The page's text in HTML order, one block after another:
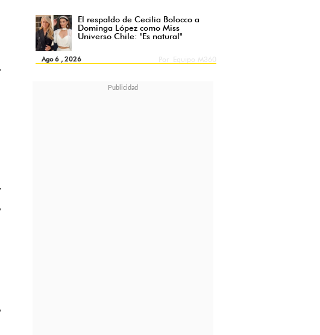
El respaldo de Cecilia Bolocco a
Dominga López como Miss
Universo Chile: "Es natural"
Ago 6 , 2026